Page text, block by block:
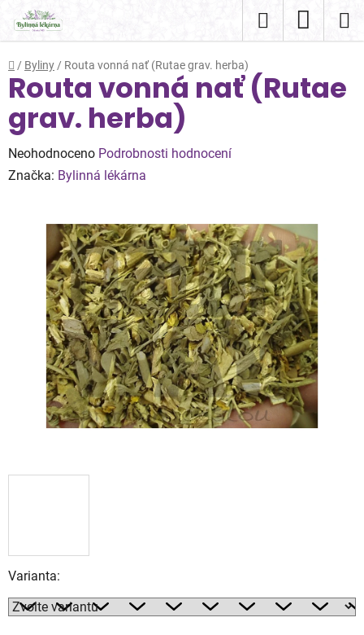
obsah
Hledat
KOŠÍK
Domů
/ Byliny / Routa vonná nať (Rutae grav. herba)
Varianta:
Routa vonná nať (Rutae
grav. herba)
Průměrné
hodnocení
hvězdiček.
Neohodnoceno Podrobnosti hodnocení
Značka: Bylinná lékárna